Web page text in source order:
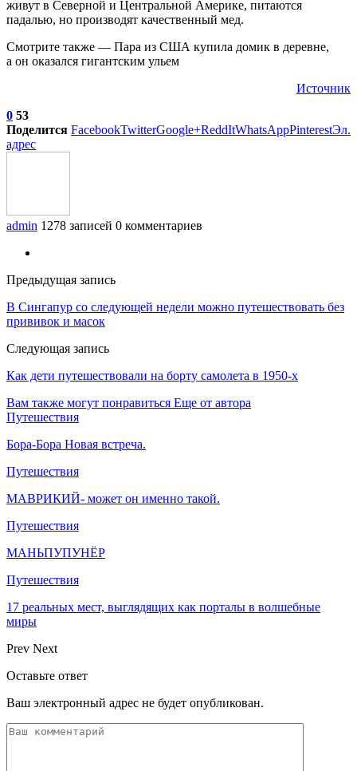
живут в Северной и Центральной Америке, питаются
падалью, но производят качественный мед.
Смотрите также — Пара из США купила домик в деревне,
а он оказался гигантским ульем
Источник
0 53
Поделится FacebookTwitterGoogle+ReddItWhatsAppPinterestЭл.
адрес
admin 1278 записей 0 комментариев
Предыдущая запись
В Сингапур со следующей недели можно путешествовать без
прививок и масок
Следующая запись
Как дети путешествовали на борту самолета в 1950-х
Вам также могут понравиться Еще от автора
Путешествия
Бора-Бора Новая встреча.
Путешествия
МАВРИКИЙ- может он именно такой.
Путешествия
МАНЬПУПУНЁР
Путешествия
17 реальных мест, выглядящих как порталы в волшебные
миры
Prev Next
Оставьте ответ
Ваш электронный адрес не будет опубликован.